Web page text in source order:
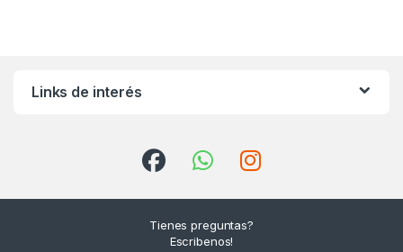
Links de interés
Tienes preguntas?
Escribenos!